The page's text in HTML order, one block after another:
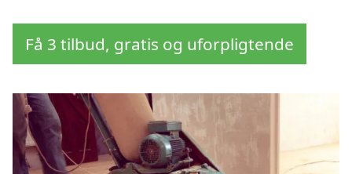
Få 3 tilbud, gratis og uforpligtende